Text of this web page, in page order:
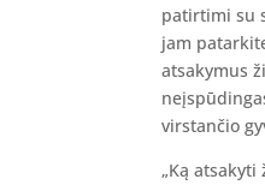
patirtimi su
jam
atsakymus
virstančio
„Ką